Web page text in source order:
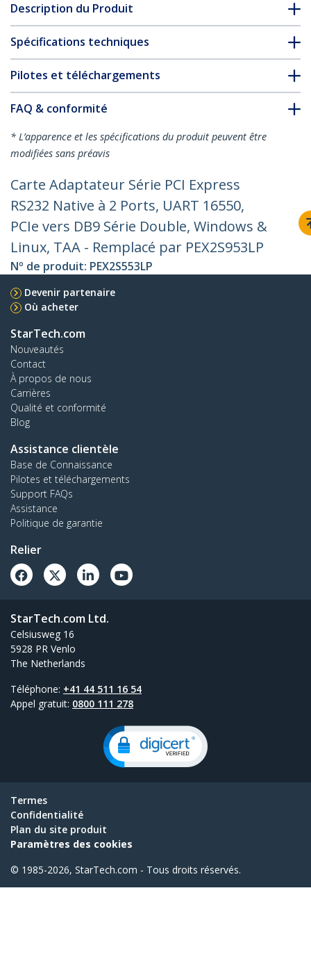
Description du Produit
Spécifications techniques
Pilotes et téléchargements
FAQ & conformité
* L’apparence et les spécifications du produit peuvent être
modifiées sans préavis
Carte Adaptateur Série PCI Express
RS232 Native à 2 Ports, UART 16550,
PCIe vers DB9 Série Double, Windows &
Linux, TAA - Remplacé par PEX2S953LP
Nº de produit: PEX2S553LP
Devenir partenaire
Où acheter
StarTech.com
Nouveautés
Contact
À propos de nous
Carrières
Qualité et conformité
Blog
Assistance clientèle
Base de Connaissance
Pilotes et téléchargements
Support FAQs
Assistance
Politique de garantie
Relier
StarTech.com Ltd.
Celsiusweg 16
5928 PR Venlo
The Netherlands
Téléphone: +41 44 511 16 54
Appel gratuit: 0800 111 278
Termes
Confidentialité
Plan du site produit
Paramètres des cookies
© 1985-2026, StarTech.com - Tous droits réservés.